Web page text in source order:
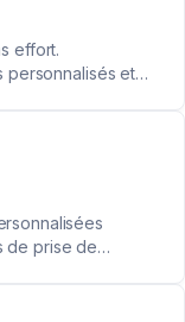
effort.
personnalisés et
de prise de